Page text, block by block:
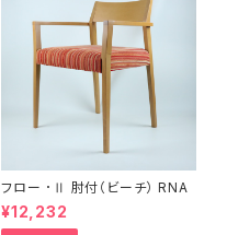
フロー ･Ⅱ 肘付（ビーチ） RNA
¥12,232